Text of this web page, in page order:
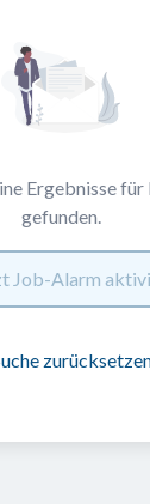
Ergebnisse für
gefunden.
Job-Alarm